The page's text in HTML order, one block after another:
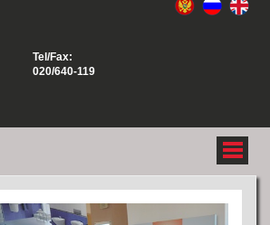
Tel/Fax:
020/640-119